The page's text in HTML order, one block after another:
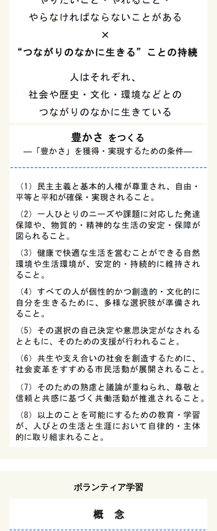
ボランティア学習